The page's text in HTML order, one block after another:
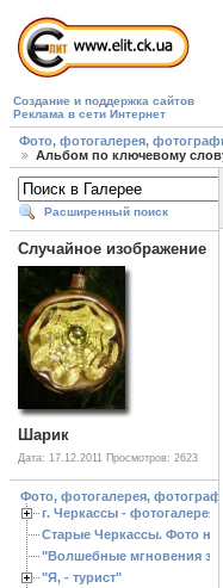
Создание и поддержка сайтов
Реклама в сети Интернет
Фото, фотогалерея,
Альбом по ключевому
Расширенный поиск
Случайное изображение
Шарик
Дата: 17.12.2011 Просмотров: 2623
Фото, фотогалерея,
г. Черкассы - фотогалерея
Старые Черкассы. Фото
"Волшебные мгновения
"Я, - турист"